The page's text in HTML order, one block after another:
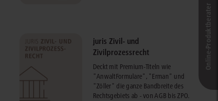
juris Zivil- und
Zivilprozessrecht
Deckt mit Premium-Titeln wie
"AnwaltFormulare", "Erman" und
"Zöller" die ganze Bandbreite des
Rechtsgebiets ab - von AGB bis ZPO.
Online-Produkt­berater